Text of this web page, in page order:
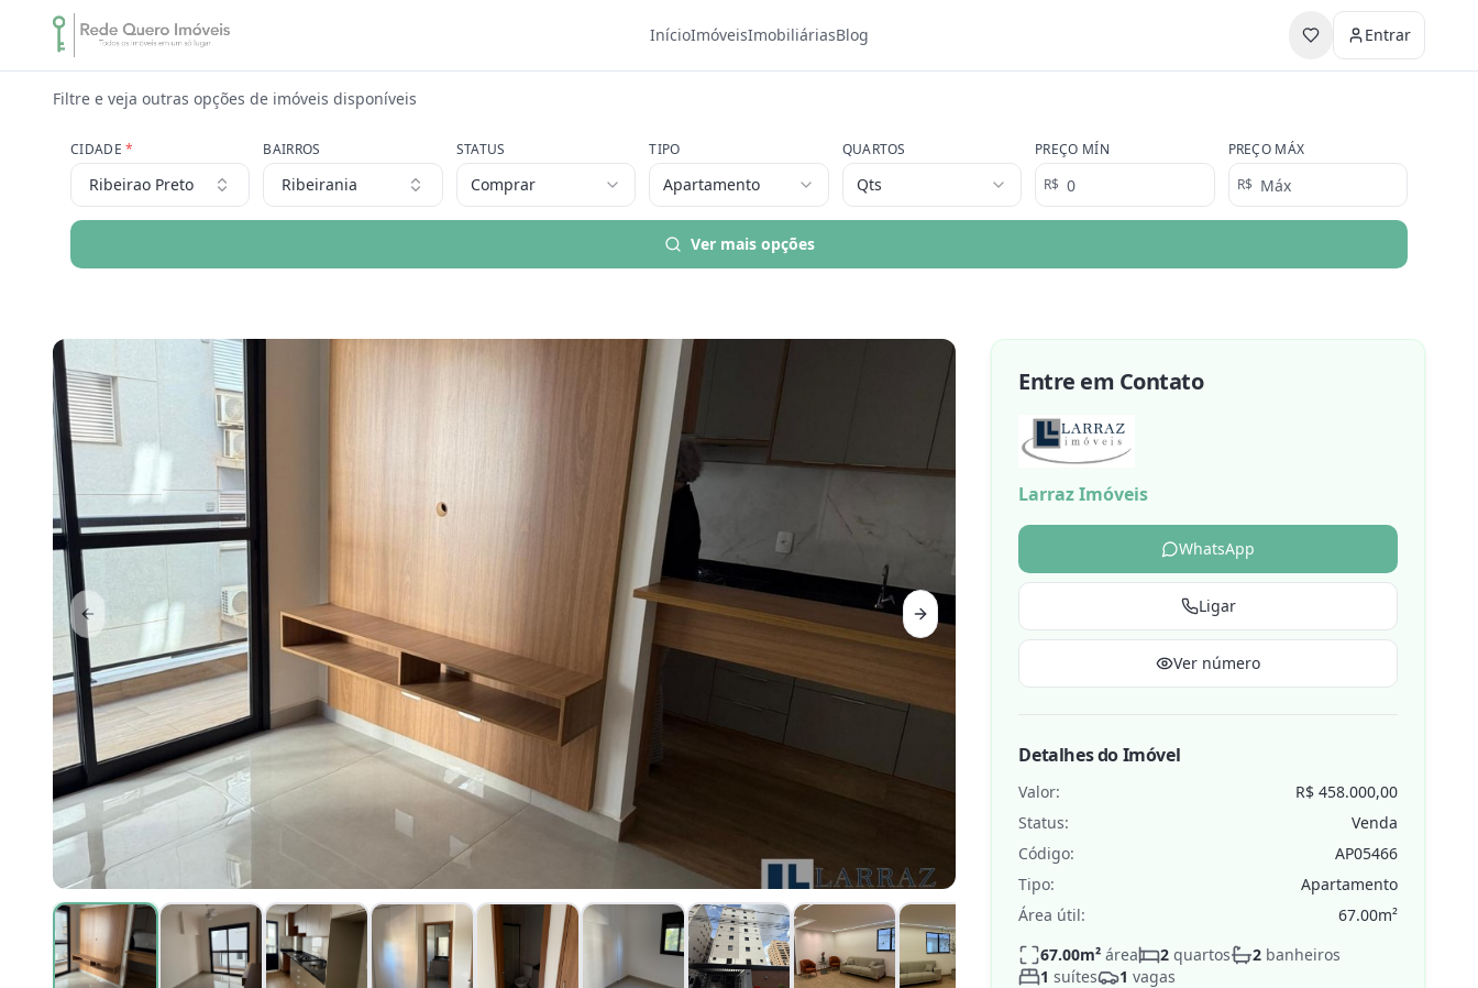
InícioImóveisImobiliáriasBlog Entrar
Filtre e veja outras opções de imóveis disponíveis
CIDADE*
Ribeirao Preto
BAIRROS
Ribeirania
STATUS
Comprar
TIPO
Apartamento
QUARTOS
Qts
PREÇO MÍN
R$
PREÇO MÁX
R$
Ver mais opções
Previous slide Next slide
Entre em Contato
Larraz Imóveis
WhatsApp
Ligar
Ver número
Detalhes do Imóvel
Valor:
R$ 458.000,00
Status:
Venda
Código:
AP05466
Tipo:
Apartamento
Área útil:
67.00m²
67.00m² área 2 quartos 2 banheiros
1 suítes 1 vagas